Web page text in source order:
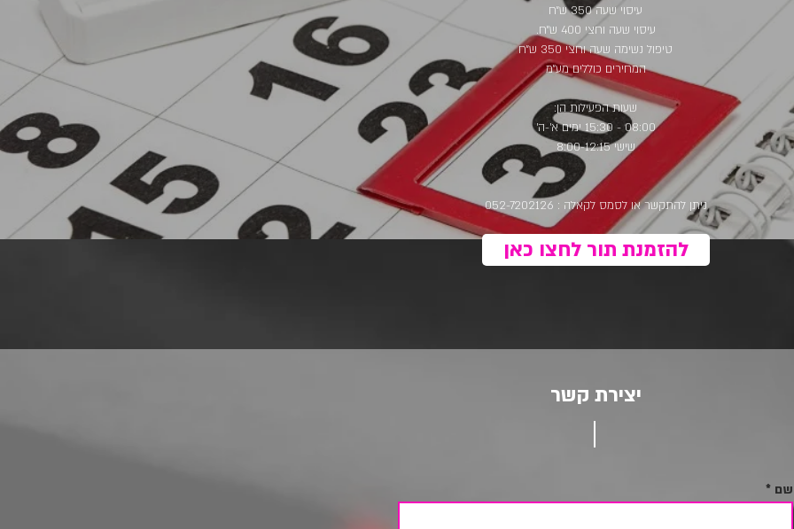
להזמנת תור לחצו כאן
עיסוי שעה 350 ש״ח
עיסוי שעה וחצי 400 ש״ח.
טיפול נשימה שעה וחצי 350 ש״ח
המחירים כוללים מע״מ
שעות הפעילות הן:
08:00 - 15:30 ימים א'-ה'
שישי 8:00-12:15
ניתן להתקשר או לסמס לקאלה : 052-7202126
יצירת קשר
שם